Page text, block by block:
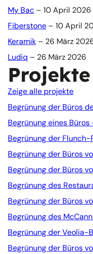
My Bac – 10 April 2026
Fiberstone – 10 April
Keramik – 26 März
Ludiq – 26 März 2026
Projekte
Zeige alle projekte
Begrünung der Büros
Begrünung eines Büros
Begrünung der
Begrünung der Büros
Begrünung der Büros
Begrünung des
Begrünung der Büros
Begrünung des
Begrünung der Veolia-
Begrünung der Büros